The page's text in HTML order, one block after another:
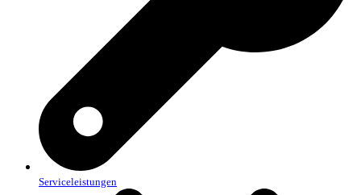
Serviceleistungen